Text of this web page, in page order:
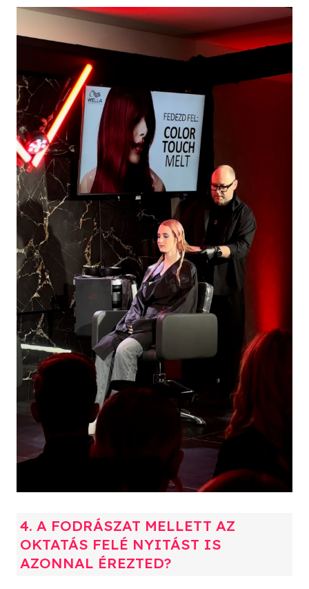
4. A FODRÁSZAT MELLETT AZ
OKTATÁS FELÉ NYITÁST IS
AZONNAL ÉREZTED?